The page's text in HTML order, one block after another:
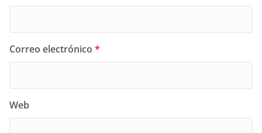
Correo electrónico *
Web